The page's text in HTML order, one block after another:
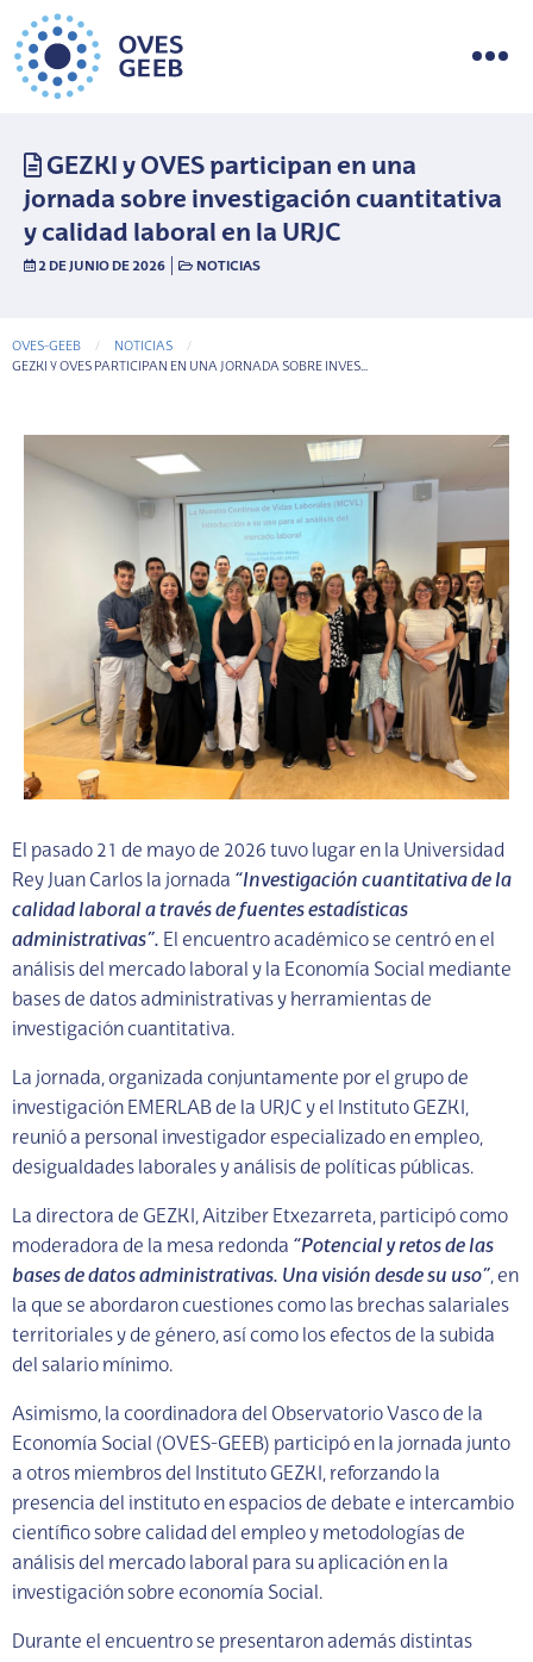
GEZKI y OVES participan en una
jornada sobre investigación cuantitativa
y calidad laboral en la URJC
2 DE JUNIO DE 2026 NOTICIAS
OVES-GEEB
NOTICIAS
CURRENT-PAGE
GEZKI Y OVES PARTICIPAN EN UNA JORNADA SOBRE INVES...
El pasado 21 de mayo de 2026 tuvo lugar en la Universidad
Rey Juan Carlos la jornada “Investigación cuantitativa de la
calidad laboral a través de fuentes estadísticas
administrativas”. El encuentro académico se centró en el
análisis del mercado laboral y la Economía Social mediante
bases de datos administrativas y herramientas de
investigación cuantitativa.
La jornada, organizada conjuntamente por el grupo de
investigación EMERLAB de la URJC y el Instituto GEZKI,
reunió a personal investigador especializado en empleo,
desigualdades laborales y análisis de políticas públicas.
La directora de GEZKI, Aitziber Etxezarreta, participó como
moderadora de la mesa redonda “Potencial y retos de las
bases de datos administrativas. Una visión desde su uso”, en
la que se abordaron cuestiones como las brechas salariales
territoriales y de género, así como los efectos de la subida
del salario mínimo.
Asimismo, la coordinadora del Observatorio Vasco de la
Economía Social (OVES-GEEB) participó en la jornada junto
a otros miembros del Instituto GEZKI, reforzando la
presencia del instituto en espacios de debate e intercambio
científico sobre calidad del empleo y metodologías de
análisis del mercado laboral para su aplicación en la
investigación sobre economía Social.
Durante el encuentro se presentaron además distintas